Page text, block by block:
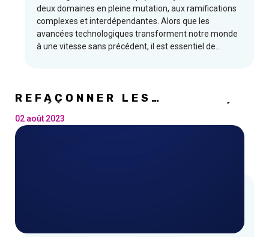
deux domaines en pleine mutation, aux ramifications
complexes et interdépendantes. Alors que les
avancées technologiques transforment notre monde
à une vitesse sans précédent, il est essentiel de
REFAÇONNER LES
ET FAVORISER LES MÉTIERS
DU NUMÉRIQUE.
02 août 2023